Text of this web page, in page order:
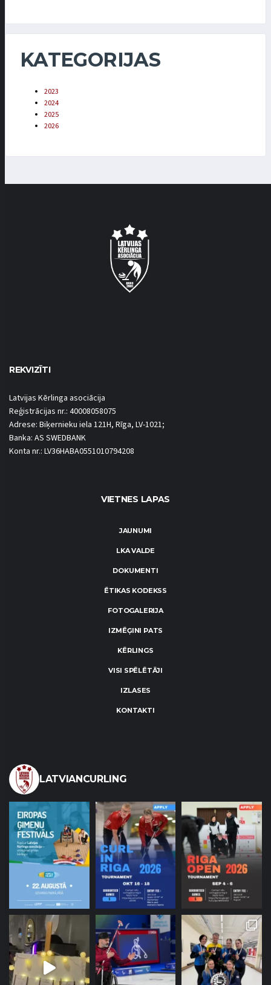
KATEGORIJAS
2023
2024
2025
2026
REKVIZĪTI
Latvijas Kērlinga asociācija
Reģistrācijas nr.: 40008058075
Adrese: Biķernieku iela 121H, Rīga, LV-1021;
Banka: AS SWEDBANK
Konta nr.: LV36HABA0551010794208
VIETNES LAPAS
JAUNUMI
LKA VALDE
DOKUMENTI
ĒTIKAS KODEKSS
FOTOGALERIJA
IZMĒĢINI PATS
KĒRLINGS
VISI SPĒLĒTĀJI
IZLASES
KONTAKTI
LATVIANCURLING